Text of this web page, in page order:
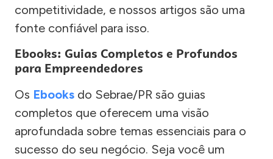
competitividade, e nossos artigos são uma
fonte confiável para isso.
Ebooks: Guias Completos e Profundos
para Empreendedores
Os Ebooks do Sebrae/PR são guias
completos que oferecem uma visão
aprofundada sobre temas essenciais para o
sucesso do seu negócio. Seja você um